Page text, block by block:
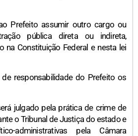
Prefeito assumir outro cargo ou
pública direta ou indireta,
na Constituição Federal e nesta lei
responsabilidade do Prefeito os
julgado pela prática de crime de
o Tribunal de Justiça do estado e
administrativas pela Câmara